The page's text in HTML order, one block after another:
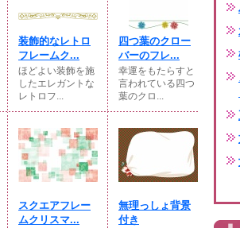
装飾的なレトロ
フレームク...
ほどよい装飾を施
したエレガントな
レトロフ...
四つ葉のクロー
バーのフレ...
幸運をもたらすと
言われている四つ
葉のクロ...
スクエアフレー
ムクリスマ...
無理っしょ背景
付き